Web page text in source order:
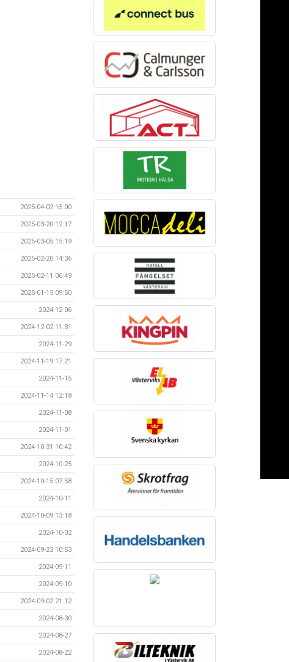
2025-04-02 15:00
2025-03-20 12:17
2025-03-05 15:19
2025-02-20 14:36
2025-02-11 06:49
2025-01-15 09:50
2024-12-06
2024-12-02 11:31
2024-11-29
2024-11-19 17:21
2024-11-15
2024-11-14 12:18
2024-11-08
2024-11-01
2024-10-31 10:42
2024-10-25
2024-10-15 07:58
2024-10-11
2024-10-09 13:18
2024-10-02
2024-09-23 10:53
2024-09-11
2024-09-10
2024-09-02 21:12
2024-08-30
2024-08-27
2024-08-22